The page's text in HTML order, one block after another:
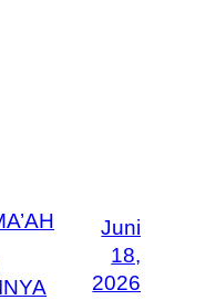
Juni
18,
2026